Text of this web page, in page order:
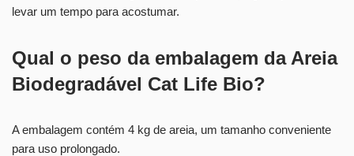
levar um tempo para acostumar.
Qual o peso da embalagem da Areia
Biodegradável Cat Life Bio?
A embalagem contém 4 kg de areia, um tamanho conveniente
para uso prolongado.